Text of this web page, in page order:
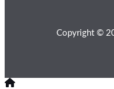
Copyright ©